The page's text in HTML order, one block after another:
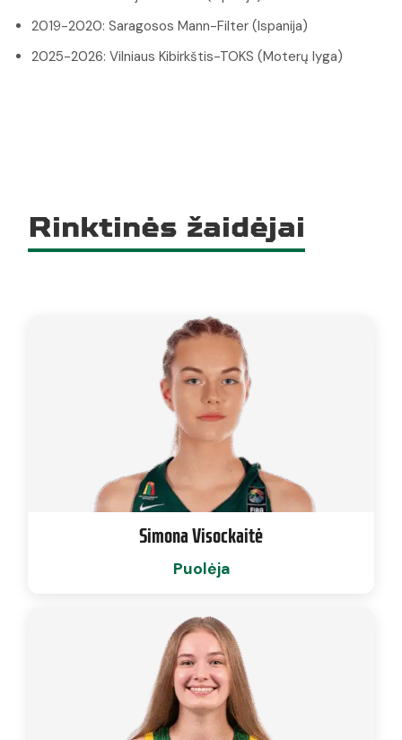
2019-2020: Saragosos Mann-Filter (Ispanija)
2025-2026: Vilniaus Kibirkštis-TOKS (Moterų lyga)
Rinktinės žaidėjai
Simona Visockaitė
Puolėja